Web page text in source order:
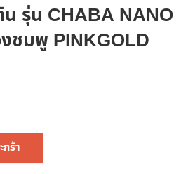
รุ่น CHABA NANO
ชมพู PINKGOLD
กร้า